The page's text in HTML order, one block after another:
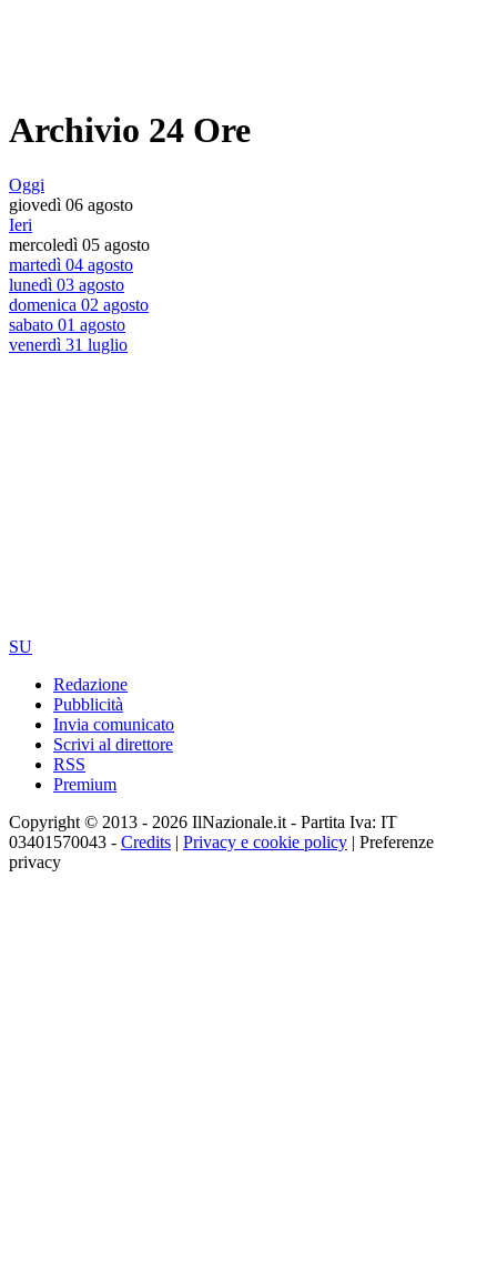
Archivio 24 Ore
Oggi
giovedì 06 agosto
Ieri
mercoledì 05 agosto
martedì 04 agosto
lunedì 03 agosto
domenica 02 agosto
sabato 01 agosto
venerdì 31 luglio
SU
Redazione
Pubblicità
Invia comunicato
Scrivi al direttore
RSS
Premium
Copyright © 2013 - 2026 IlNazionale.it - Partita Iva: IT
03401570043 - Credits | Privacy e cookie policy | Preferenze
privacy